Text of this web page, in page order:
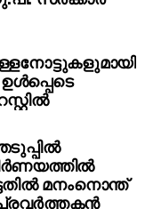
പ്രോത്സാഹന
പ്രവര്‍ത്തനങ്ങള്‍
ഗ്രൂപ്പ്
ബുക്ക് ഓഫ്
എക്സലന്‍സ്
മനംനൊന്ത്